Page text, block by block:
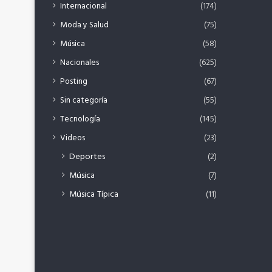
Internacional
(174)
Moda y Salud
(75)
Música
(58)
Nacionales
(625)
Posting
(67)
Sin categoría
(55)
Tecnología
(145)
Videos
(23)
Deportes
(2)
Música
(7)
Música Típica
(11)